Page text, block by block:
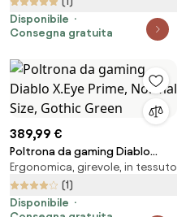
Disponibile
Consegna gratuita
389,99 €
Poltrona da gaming Diablo
X.Eye Prime, Normal Size, Gothic
Green
Ergonomica, girevole, in tessuto
(1)
Disponibile